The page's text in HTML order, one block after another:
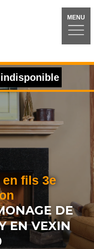
MENU
indisponible
fils 3e
DE
EN VEXIN